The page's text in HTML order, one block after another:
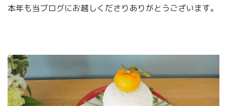
本年も当ブログにお越しくださりありがとうございます。